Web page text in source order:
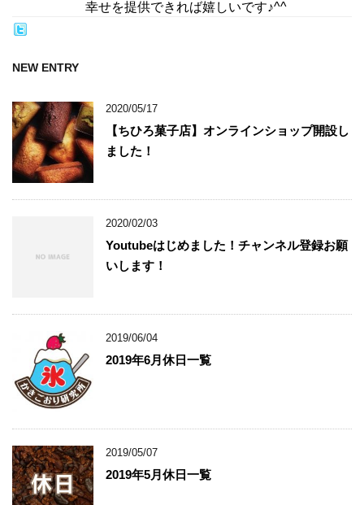
幸せを提供できれば嬉しいです♪^^
NEW ENTRY
2020/05/17
【ちひろ菓子店】オンラインショップ開設し
ました！
2020/02/03
Youtubeはじめました！チャンネル登録お願
いします！
2019/06/04
2019年6月休日一覧
2019/05/07
2019年5月休日一覧